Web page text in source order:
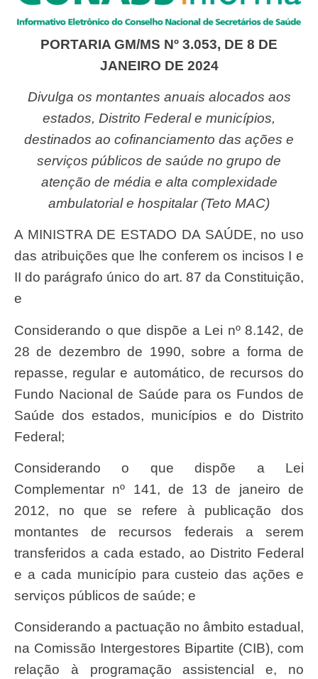
PORTARIA GM/MS Nº 3.053, DE 8 DE
JANEIRO DE 2024
Divulga os montantes anuais alocados aos
estados, Distrito Federal e municípios,
destinados ao cofinanciamento das ações e
serviços públicos de saúde no grupo de
atenção de média e alta complexidade
ambulatorial e hospitalar (Teto MAC)
A MINISTRA DE ESTADO DA SAÚDE, no uso
das atribuições que lhe conferem os incisos I e
II do parágrafo único do art. 87 da Constituição,
e
Considerando o que dispõe a Lei nº 8.142, de
28 de dezembro de 1990, sobre a forma de
repasse, regular e automático, de recursos do
Fundo Nacional de Saúde para os Fundos de
Saúde dos estados, municípios e do Distrito
Federal;
Considerando o que dispõe a Lei
Complementar nº 141, de 13 de janeiro de
2012, no que se refere à publicação dos
montantes de recursos federais a serem
transferidos a cada estado, ao Distrito Federal
e a cada município para custeio das ações e
serviços públicos de saúde; e
Considerando a pactuação no âmbito estadual,
na Comissão Intergestores Bipartite (CIB), com
relação à programação assistencial e, no